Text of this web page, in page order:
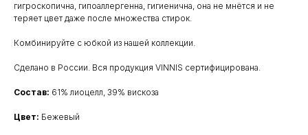
гигроскопична, гипоаллергенна, гигиенична, она не мнётся и не
теряет цвет даже после множества стирок.
Комбинируйте с юбкой из нашей коллекции.
Сделано в России. Вся продукция VINNIS сертифицирована.
Состав: 61% лиоцелл, 39% вискоза
Цвет: Бежевый